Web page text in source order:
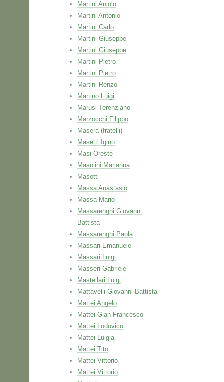
Martini Aniolo
Martini Antonio
Martini Carlo
Martini Giuseppe
Martini Giuseppe
Martini Pietro
Martini Pietro
Martini Renzo
Martino Luigi
Marusi Terenziano
Marzocchi Filippo
Masera (fratelli)
Masetti Igino
Masi Oreste
Masolini Marianna
Masotti
Massa Anastasio
Massa Mario
Massarenghi Giovanni
Battista
Massarenghi Paola
Massari Emanuele
Massari Luigi
Masseri Gabriele
Mastellari Luigi
Mattavelli Giovanni Battista
Mattei Angelo
Mattei Gian Francesco
Mattei Lodovico
Mattei Luigia
Mattei Tito
Mattei Vittorio
Mattei Vittorio